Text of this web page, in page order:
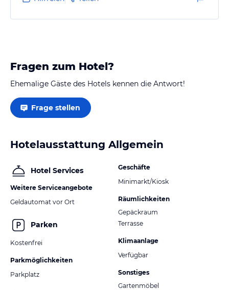
Fragen zum Hotel?
Ehemalige Gäste des Hotels kennen die Antwort!
Frage stellen
Hotelausstattung Allgemein
Hotel Services
Weitere Serviceangebote
Geldautomat vor Ort
Parken
Kostenfrei
Parkmöglichkeiten
Parkplatz
Geschäfte
Minimarkt/Kiosk
Räumlichkeiten
Gepäckraum
Terrasse
Klimaanlage
Verfügbar
Sonstiges
Gartenmöbel